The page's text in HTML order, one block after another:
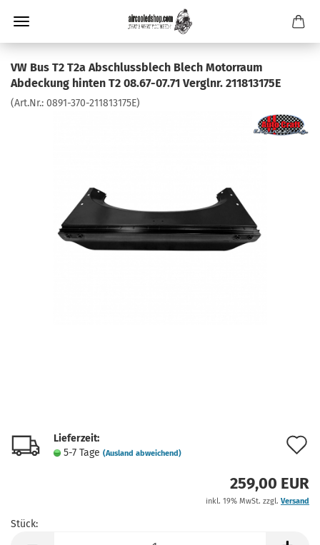
VW Bus T2 T2a Abschlussblech Blech Motorraum
Abdeckung hinten T2 08.67-07.71 Verglnr. 211813175E
(Art.Nr.: 0891-370-211813175E)
Lieferzeit:
5-7 Tage (Ausland abweichend)
259,00 EUR
inkl. 19% MwSt. zzgl. Versand
Stück: